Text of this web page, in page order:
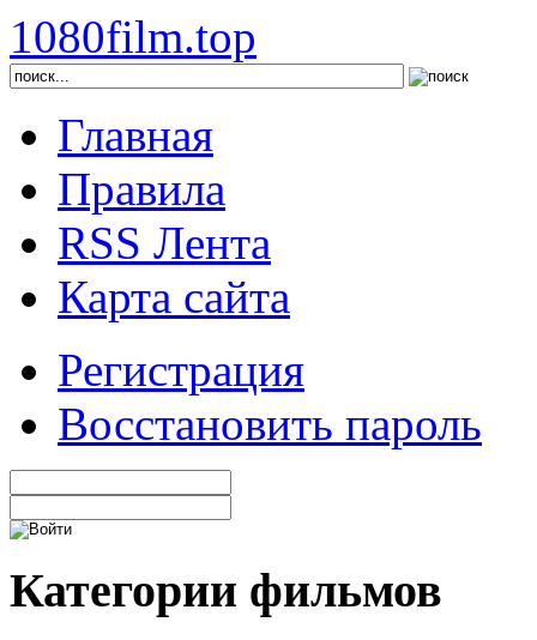
1080film.top
Главная
Правила
RSS Лента
Карта сайта
Регистрация
Восстановить пароль
Категории фильмов